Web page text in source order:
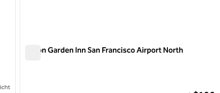
Hilton Garden Inn San Francisco Airport North